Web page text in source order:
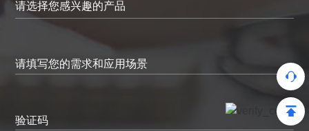
请填写您的需求和应用场景
验证码